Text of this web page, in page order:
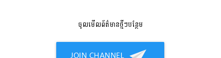
ចូលមើលព័ត៌មានថ្មីៗបន្ថែម